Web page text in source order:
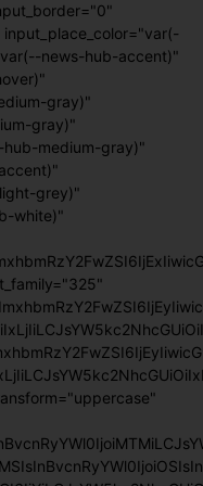
news-hub-accent)"
gray)"
gray)"
hub-medium-gray)"
grey)"
white)"